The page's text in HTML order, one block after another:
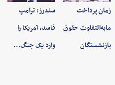
زمان پرداخت
مابه‌التفاوت حقوق
بازنشستگان
سندرز: ترامپ
فاسد، آمریکا را
وارد یک جنگ…